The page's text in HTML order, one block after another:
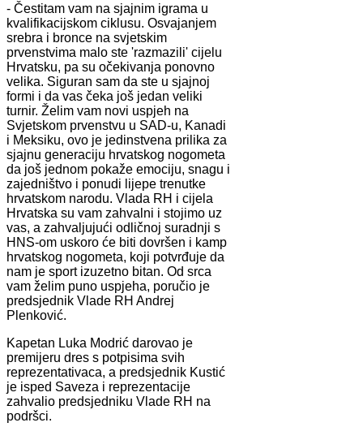
- Čestitam vam na sjajnim igrama u
kvalifikacijskom ciklusu. Osvajanjem
srebra i bronce na svjetskim
prvenstvima malo ste 'razmazili' cijelu
Hrvatsku, pa su očekivanja ponovno
velika. Siguran sam da ste u sjajnoj
formi i da vas čeka još jedan veliki
turnir. Želim vam novi uspjeh na
Svjetskom prvenstvu u SAD-u, Kanadi
i Meksiku, ovo je jedinstvena prilika za
sjajnu generaciju hrvatskog nogometa
da još jednom pokaže emociju, snagu i
zajedništvo i ponudi lijepe trenutke
hrvatskom narodu. Vlada RH i cijela
Hrvatska su vam zahvalni i stojimo uz
vas, a zahvaljujući odličnoj suradnji s
HNS-om uskoro će biti dovršen i kamp
hrvatskog nogometa, koji potvrđuje da
nam je sport izuzetno bitan. Od srca
vam želim puno uspjeha, poručio je
predsjednik Vlade RH Andrej
Plenković.
Kapetan Luka Modrić darovao je
premijeru dres s potpisima svih
reprezentativaca, a predsjednik Kustić
je isped Saveza i reprezentacije
zahvalio predsjedniku Vlade RH na
podršci.